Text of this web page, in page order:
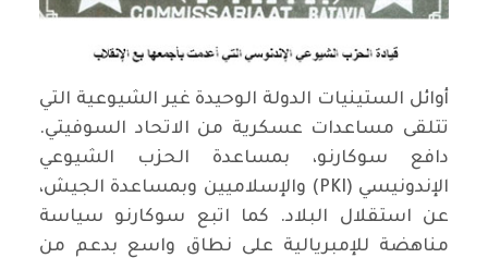
أوائل الستينيات الدولة الوحيدة غير الشيوعية التي
تتلقى مساعدات عسكرية من الاتحاد السوفيتي.
دافع سوكارنو، بمساعدة الحزب الشيوعي
الإندونيسي (PKI) والإسلاميين وبمساعدة الجيش،
عن استقلال البلاد. كما اتبع سوكارنو سياسة
مناهضة للإمبريالية على نطاق واسع بدعم من